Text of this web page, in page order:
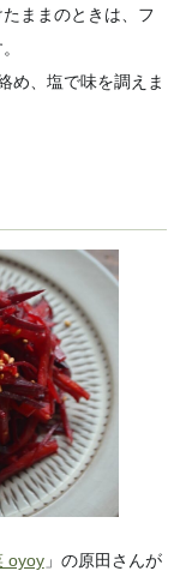
ままのときは、フ
め、塩で味を調えま
oyoy」の原田さんが